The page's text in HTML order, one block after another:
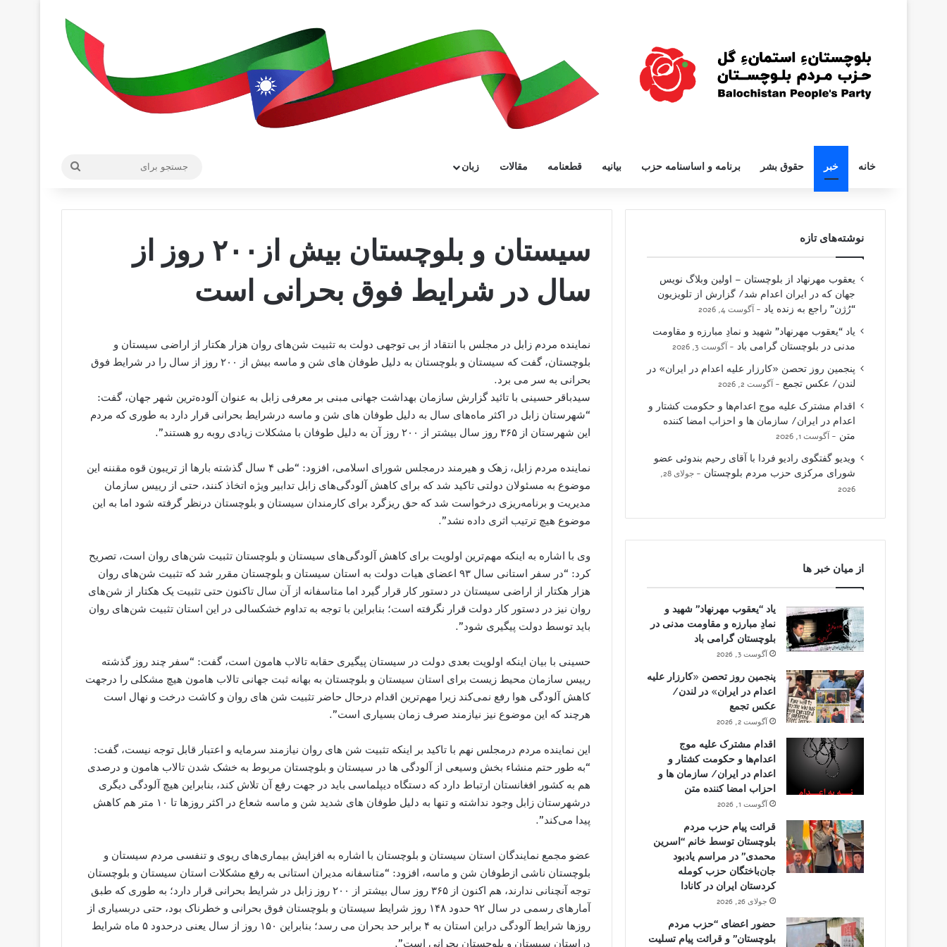
خانه خبر حقوق بشر برنامه و اساسنامه حزب بیانیه قطعنامه مقالات زبان
سیستان و بلوچستان بیش از۲۰۰ روز از
سال در شرایط فوق بحرانی است
نماینده مردم زابل در مجلس با انتقاد از بی توجهی دولت به تثبیت شن‌های روان هزار هکتار از اراضی سیستان و
بلوچستان، گفت که سیستان و بلوچستان به دلیل طوفان های شن و ماسه بیش از ۲۰۰ روز از سال را در شرایط فوق
بحرانی به سر می برد.
سیدباقر حسینی با تائید گزارش سازمان بهداشت جهانی مبنی بر معرفی زابل به عنوان آلوده‌ترین شهر جهان، گفت:
“شهرستان زابل در اکثر ماه‌های سال به دلیل طوفان های شن و ماسه درشرایط بحرانی قرار دارد به طوری که مردم
این شهرستان از ۳۶۵ روز سال بیشتر از ۲۰۰ روز آن به دلیل طوفان با مشکلات زیادی روبه رو هستند”.
نماینده مردم زابل، زهک و هیرمند درمجلس شورای اسلامی، افزود: “طی ۴ سال گذشته بارها از تریبون قوه مقننه این
موضوع به مسئولان دولتی تاکید شد که برای کاهش آلودگی‌های زابل تدابیر ویژه اتخاذ کنند، حتی از رییس سازمان
مدیریت و برنامه‌ریزی درخواست شد که حق ریزگرد برای کارمندان سیستان و بلوچستان درنظر گرفته شود اما به این
موضوع هیچ ترتیب اثری داده نشد”.
وی با اشاره به اینکه مهم‌ترین اولویت برای کاهش آلودگی‌های سیستان و بلوچستان تثبیت شن‌های روان است، تصریح
کرد: “در سفر استانی سال ۹۳ اعضای هیات دولت به استان سیستان و بلوچستان مقرر شد که تثبیت شن‌های روان
هزار هکتار از اراضی سیستان در دستور کار قرار گیرد اما متاسفانه از آن سال تاکنون حتی تثبیت یک هکتار از شن‌های
روان نیز در دستور کار دولت قرار نگرفته است؛ بنابراین با توجه به تداوم خشکسالی در این استان تثبیت شن‌های روان
باید توسط دولت پیگیری شود”.
حسینی با بیان اینکه اولویت بعدی دولت در سیستان پیگیری حقابه تالاب هامون است، گفت: “سفر چند روز گذشته
رییس سازمان محیط زیست برای استان سیستان و بلوچستان به بهانه ثبت جهانی تالاب هامون هیچ مشکلی را درجهت
کاهش آلودگی هوا رفع نمی‌کند زیرا مهم‌ترین اقدام درحال حاضر تثبیت شن های روان و کاشت درخت و نهال است
هرچند که این موضوع نیز نیازمند صرف زمان بسیاری است”.
این نماینده مردم درمجلس نهم با تاکید بر اینکه تثبیت شن های روان نیازمند سرمایه و اعتبار قابل توجه نیست، گفت:
“به طور حتم منشاء بخش وسیعی از آلودگی ها در سیستان و بلوچستان مربوط به خشک شدن تالاب هامون و درصدی
هم به کشور افغانستان ارتباط دارد که دستگاه دیپلماسی باید در جهت رفع آن تلاش کند، بنابراین هیچ آلودگی دیگری
درشهرستان زابل وجود نداشته و تنها به دلیل طوفان های شدید شن و ماسه شعاع در اکثر روزها تا ۱۰ متر هم کاهش
پیدا می‌کند”.
عضو مجمع نمایندگان استان سیستان و بلوچستان با اشاره به افزایش بیماری‌های ریوی و تنفسی مردم سیستان و
بلوچستان ناشی ازطوفان شن و ماسه، افزود: “متاسفانه مدیران استانی به رفع مشکلات استان سیستان و بلوچستان
توجه آنچنانی ندارند، هم اکنون از ۳۶۵ روز سال بیشتر از ۲۰۰ روز زابل در شرایط بحرانی قرار دارد؛ به طوری که طبق
آمارهای رسمی در سال ۹۲ حدود ۱۴۸ روز شرایط سیستان و بلوچستان فوق بحرانی و خطرناک بود، حتی دربسیاری از
روزها شرایط آلودگی دراین استان به ۴ برابر حد بحران می رسد؛ بنابراین ۱۵۰ روز از سال یعنی درحدود ۵ ماه شرایط
دراستان سیستان و بلوچستان بحرانی است”.
نوشته‌های تازه
یعقوب مهرنهاد از بلوچستان – اولین وبلاگ نویس
جهان که در ایران اعدام شد/ گزارش از تلویزیون
“رُژن” راجع به زنده یاد
آگوست 4, 2026
یاد “یعقوب مهرنهاد” شهید و نمادِ مبارزه و مقاومت
مدنی در بلوچستان گرامی باد
آگوست 3, 2026
پنجمین روز تحصن «کارزار علیه اعدام در ایران» در
لندن/ عکس تجمع
آگوست 2, 2026
اقدام مشترک علیه موج اعدام‌ها و حکومت کشتار و
اعدام در ایران/ سازمان ها و احزاب امضا کننده
متن
آگوست 1, 2026
ویدیو گفتگوی رادیو فردا با آقای رحیم بندوئی عضو
شورای مرکزی حزب مردم بلوچستان
جولای 28,
2026
از میان خبر ها
یاد “یعقوب مهرنهاد” شهید و
نمادِ مبارزه و مقاومت مدنی در
بلوچستان گرامی باد
آگوست 3, 2026
پنجمین روز تحصن «کارزار علیه
اعدام در ایران» در لندن/
عکس تجمع
آگوست 2, 2026
اقدام مشترک علیه موج
اعدام‌ها و حکومت کشتار و
اعدام در ایران/ سازمان ها و
احزاب امضا کننده متن
آگوست 1, 2026
قرائت پیام حزب مردم
بلوچستان توسط خانم “اسرین
محمدی” در مراسم یادبود
جان‌باختگان حزب کومله
کردستان ایران در کانادا
جولای 26, 2026
حضور اعضای “حزب مردم
بلوچستان” و قرائت پیام تسلیت